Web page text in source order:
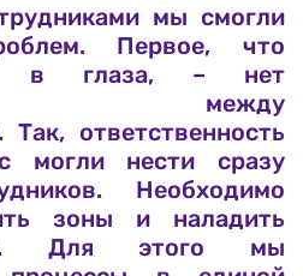
мы смогли
Первое, что
в глаза, – нет
между
Так, ответственность
могли нести сразу
Необходимо
зоны и наладить
Для этого мы